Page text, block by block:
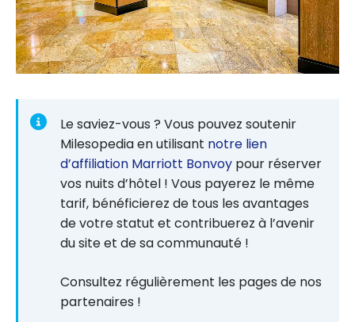
Le saviez-vous ? Vous pouvez soutenir
Milesopedia en utilisant notre lien
d’affiliation Marriott Bonvoy pour réserver
vos nuits d’hôtel ! Vous payerez le même
tarif, bénéficierez de tous les avantages
de votre statut et contribuerez à l’avenir
du site et de sa communauté !
Consultez régulièrement les pages de nos
partenaires !